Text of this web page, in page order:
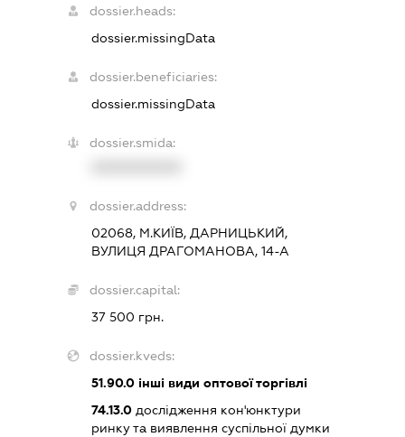
dossier.heads:
dossier.missingData
dossier.beneficiaries:
dossier.missingData
dossier.smida:
dossier.address:
02068, М.КИЇВ, ДАРНИЦЬКИЙ,
ВУЛИЦЯ ДРАГОМАНОВА, 14-А
dossier.capital:
37 500 грн.
dossier.kveds:
51.90.0 інші види оптової торгівлі
74.13.0 дослідження кон'юнктури
ринку та виявлення суспільної думки